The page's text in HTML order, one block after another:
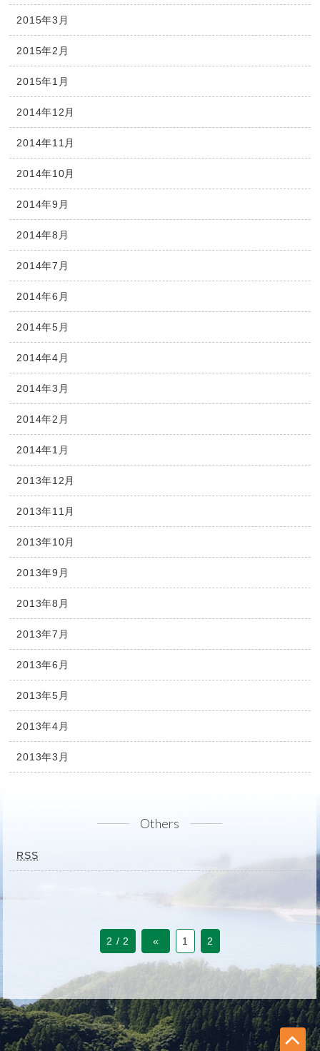
2015年3月
2015年2月
2015年1月
2014年12月
2014年11月
2014年10月
2014年9月
2014年8月
2014年7月
2014年6月
2014年5月
2014年4月
2014年3月
2014年2月
2014年1月
2013年12月
2013年11月
2013年10月
2013年9月
2013年8月
2013年7月
2013年6月
2013年5月
2013年4月
2013年3月
Others
RSS
2 / 2 « 1 2